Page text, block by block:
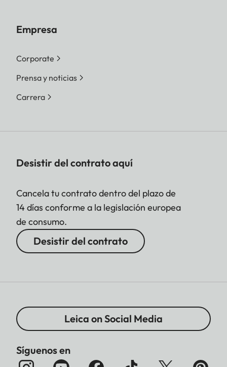
Empresa
Corporate
Prensa y noticias
Carrera
Desistir del contrato aquí
Cancela tu contrato dentro del plazo de
14 días conforme a la legislación europea
de consumo.
Desistir del contrato
Leica on Social Media
Síguenos en